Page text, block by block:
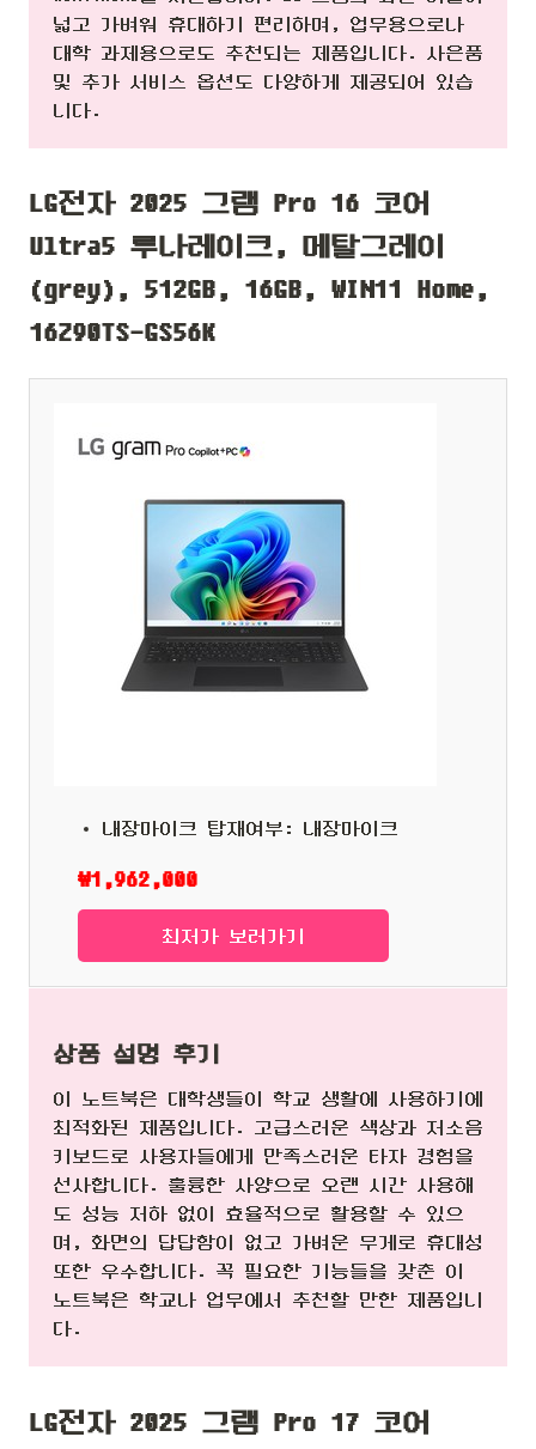
넓고 가벼워 휴대하기 편리하며, 업무용으로나
대학 과제용으로도 추천되는 제품입니다. 사은품
및 추가 서비스 옵션도 다양하게 제공되어 있습
니다.
LG전자 2025 그램 Pro 16 코어
Ultra5 루나레이크, 메탈그레이
(grey), 512GB, 16GB, WIN11 Home,
16Z90TS-GS56K
내장마이크 탑재여부: 내장마이크
₩1,962,000
최저가 보러가기
상품 설명 후기
이 노트북은 대학생들이 학교 생활에 사용하기에
최적화된 제품입니다. 고급스러운 색상과 저소음
키보드로 사용자들에게 만족스러운 타자 경험을
선사합니다. 훌륭한 사양으로 오랜 시간 사용해
도 성능 저하 없이 효율적으로 활용할 수 있으
며, 화면의 답답함이 없고 가벼운 무게로 휴대성
또한 우수합니다. 꼭 필요한 기능들을 갖춘 이
노트북은 학교나 업무에서 추천할 만한 제품입니
다.
LG전자 2025 그램 Pro 17 코어